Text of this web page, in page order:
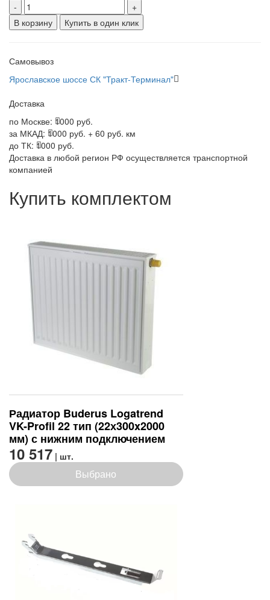
-
+
В корзину
Купить в один клик
Самовывоз
Ярославское шоссе СК "Тракт-Терминал"
Доставка
по Москве: 1000 руб.
за МКАД: 1000 руб. + 60 руб. км
до ТК: 1000 руб.
Доставка в любой регион РФ осуществляется транспортной
компанией
Купить комплектом
Радиатор Buderus Logatrend
VK-Profil 22 тип (22х300x2000
мм) с нижним подключением
10 517 | шт.
Выбрано